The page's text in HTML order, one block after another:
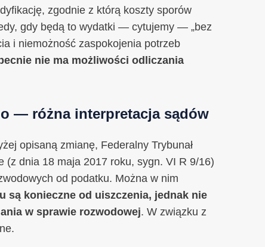
zgodnie z którą koszty sporów
gdy będą to wydatki — cytujemy — „bez
i niemożność zaspokojenia potrzeb
nie ma możliwości odliczania
— różna interpretacja sądów
opisaną zmianę, Federalny Trybunał
(z dnia 18 maja 2017 roku, sygn. VI R 9/16)
od podatku. Można w nim
są konieczne od uiszczenia, jednak nie
w sprawie rozwodowej. W związku z